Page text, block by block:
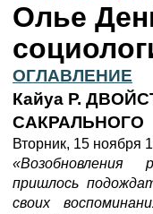
Олье
ОГЛАВЛЕНИЕ
Кайуа Р.
САКРАЛЬНОГО
Вторник, 15 ноября
пришлось
своих